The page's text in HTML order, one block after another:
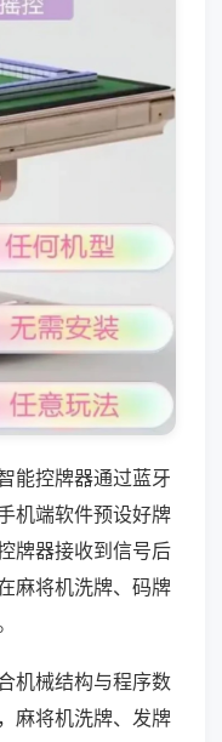
能控牌器通过蓝牙
机端软件预设好牌
牌器接收到信号后
麻将机洗牌、码牌
机械结构与程序数
麻将机洗牌、发牌